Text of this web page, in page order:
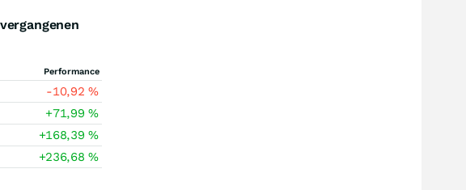
Performance
-10,92%
+71,99%
+168,39%
+236,68%